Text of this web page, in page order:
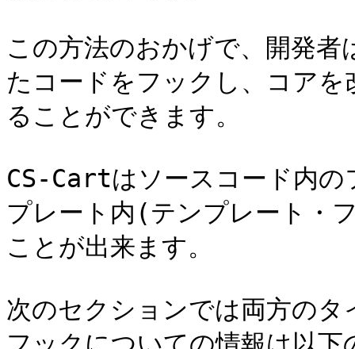
この方法のおかげで、開発
たコードをフックし、コア
ることができます。
CS-Cartはソースコード内
プレート内(テンプレート・
ことが出来ます。
次のセクションでは両方の